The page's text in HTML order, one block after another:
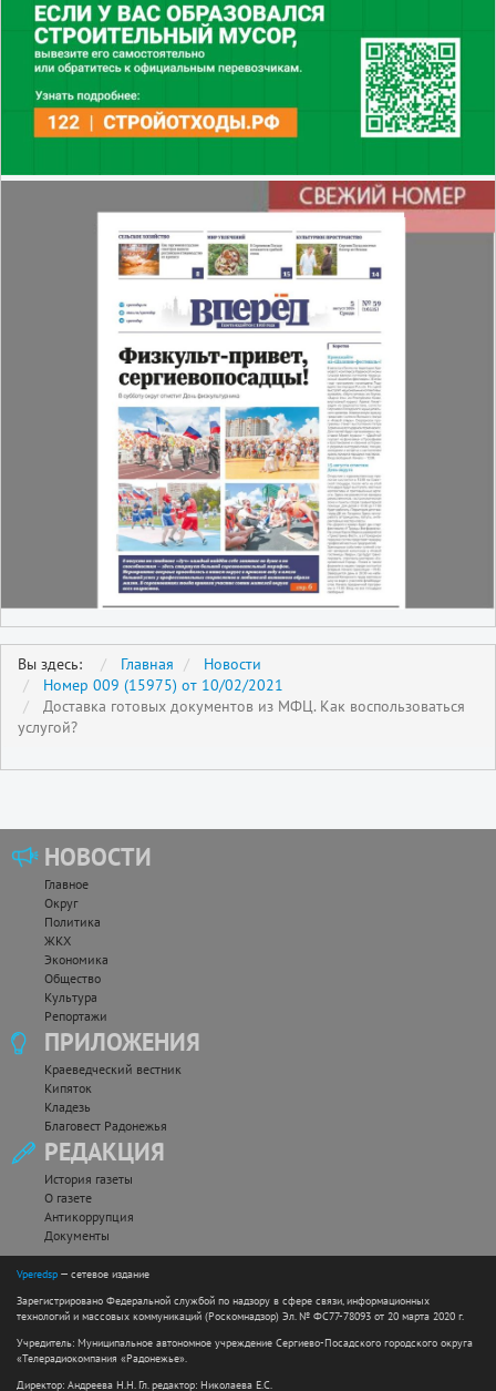
Вы здесь: Главная
Новости
Номер 009 (15975) от 10/02/2021
Доставка готовых документов из МФЦ. Как воспользоваться
услугой?
НОВОСТИ
Главное
Округ
Политика
ЖКХ
Экономика
Общество
Культура
Репортажи
ПРИЛОЖЕНИЯ
Краеведческий вестник
Кипяток
Кладезь
Благовест Радонежья
РЕДАКЦИЯ
История газеты
О газете
Антикоррупция
Документы
Vperedsp — сетевое издание
Зарегистрировано Федеральной службой по надзору в сфере связи, информационных
технологий и массовых коммуникаций (Роскомнадзор) Эл. № ФС77-78093 от 20 марта 2020 г.
Учредитель: Муниципальное автономное учреждение Сергиево-Посадского городского округа
«Телерадиокомпания «Радонежье».
Директор: Андреева Н.Н. Гл. редактор: Николаева Е.С.